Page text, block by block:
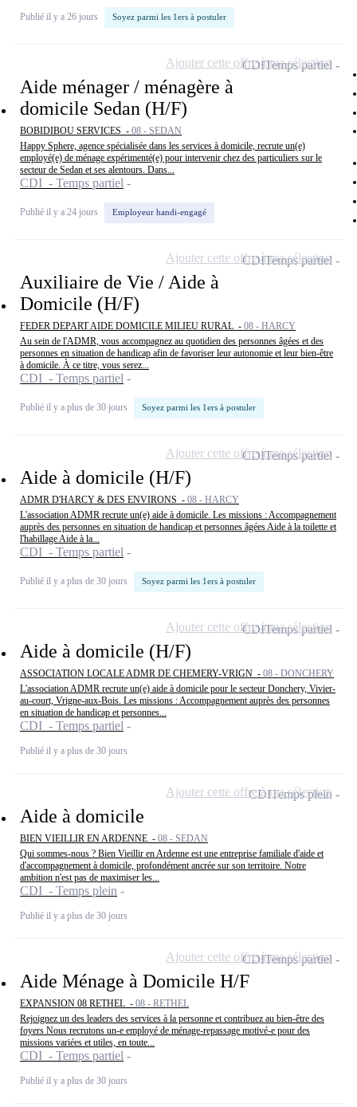
Publié il y a 26 jours Soyez parmi les 1ers à postuler
Aide ménager / ménagère à
domicile Sedan (H/F)
BOBIDIBOU SERVICES - 08 - SEDAN
Happy Sphere, agence spécialisée dans les services à domicile, recrute un(e)
employé(e) de ménage expérimenté(e) pour intervenir chez des particuliers sur le
secteur de Sedan et ses alentours. Dans...
CDI - Temps partiel
Publié il y a 24 jours Employeur handi-engagé
CDITemps partiel
Ajouter cette offre à ma sélection
Auxiliaire de Vie / Aide à
Domicile (H/F)
FEDER DEPART AIDE DOMICILE MILIEU RURAL - 08 - HARCY
Au sein de l'ADMR, vous accompagnez au quotidien des personnes âgées et des
personnes en situation de handicap afin de favoriser leur autonomie et leur bien-être
à domicile. À ce titre, vous serez...
CDI - Temps partiel
Publié il y a plus de 30 jours Soyez parmi les 1ers à postuler
CDITemps partiel
Ajouter cette offre à ma sélection
Aide à domicile (H/F)
ADMR D'HARCY & DES ENVIRONS - 08 - HARCY
L'association ADMR recrute un(e) aide à domicile. Les missions : Accompagnement
auprès des personnes en situation de handicap et personnes âgées Aide à la toilette et
l'habillage Aide à la...
CDI - Temps partiel
Publié il y a plus de 30 jours Soyez parmi les 1ers à postuler
CDITemps partiel
Ajouter cette offre à ma sélection
Aide à domicile (H/F)
ASSOCIATION LOCALE ADMR DE CHEMERY-VRIGN - 08 - DONCHERY
L'association ADMR recrute un(e) aide à domicile pour le secteur Donchery, Vivier-
au-court, Vrigne-aux-Bois. Les missions : Accompagnement auprès des personnes
en situation de handicap et personnes...
CDI - Temps partiel
Publié il y a plus de 30 jours
CDITemps partiel
Ajouter cette offre à ma sélection
Aide à domicile
BIEN VIEILLIR EN ARDENNE - 08 - SEDAN
Qui sommes-nous ? Bien Vieillir en Ardenne est une entreprise familiale d'aide et
d'accompagnement à domicile, profondément ancrée sur son territoire. Notre
ambition n'est pas de maximiser les...
CDI - Temps plein
Publié il y a plus de 30 jours
CDITemps plein
Ajouter cette offre à ma sélection
Aide Ménage à Domicile H/F
EXPANSION 08 RETHEL - 08 - RETHEL
Rejoignez un des leaders des services à la personne et contribuez au bien-être des
foyers Nous recrutons un-e employé de ménage-repassage motivé-e pour des
missions variées et utiles, en toute...
CDI - Temps partiel
Publié il y a plus de 30 jours
CDITemps partiel
Ajouter cette offre à ma sélection